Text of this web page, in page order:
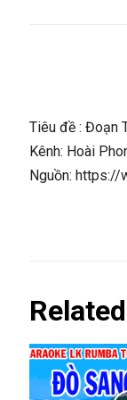
Tiêu đề : Đoạn
Kênh: Hoài
Nguồn: https://